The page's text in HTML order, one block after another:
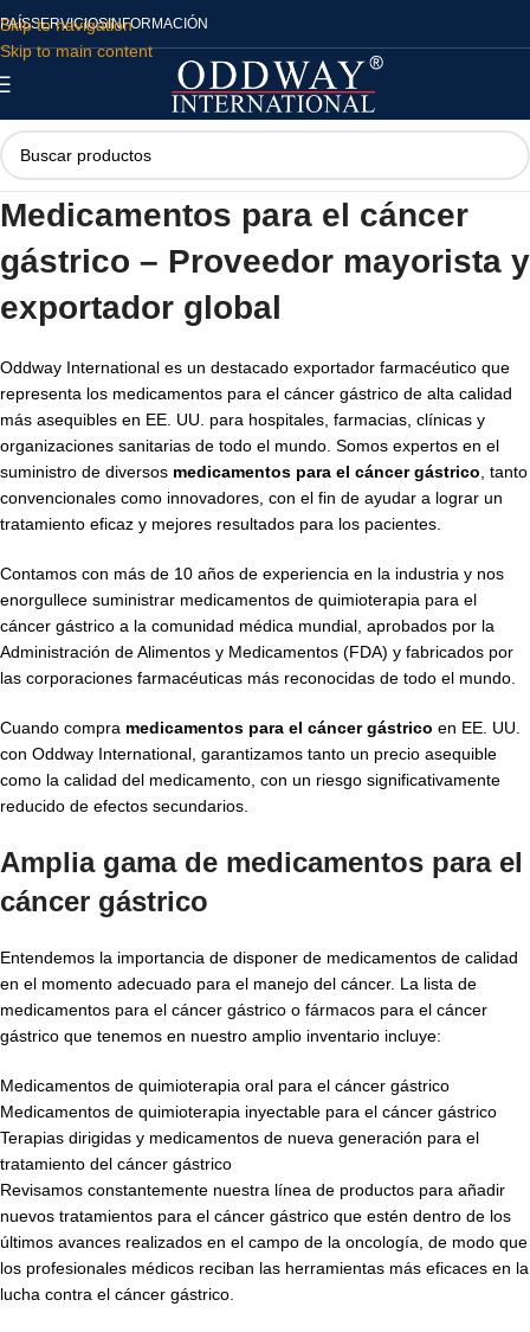
Skip to navigation
Skip to main content
PAÍSSERVICIOSINFORMACIÓN
Medicamentos para el cáncer
gástrico – Proveedor mayorista y
exportador global
Oddway International es un destacado exportador farmacéutico que
representa los medicamentos para el cáncer gástrico de alta calidad
más asequibles en EE. UU. para hospitales, farmacias, clínicas y
organizaciones sanitarias de todo el mundo. Somos expertos en el
suministro de diversos medicamentos para el cáncer gástrico , tanto
convencionales como innovadores, con el fin de ayudar a lograr un
tratamiento eficaz y mejores resultados para los pacientes.
Contamos con más de 10 años de experiencia en la industria y nos
enorgullece suministrar medicamentos de quimioterapia para el
cáncer gástrico a la comunidad médica mundial, aprobados por la
Administración de Alimentos y Medicamentos (FDA) y fabricados por
las corporaciones farmacéuticas más reconocidas de todo el mundo.
Cuando compra medicamentos para el cáncer gástrico en EE. UU.
con Oddway International, garantizamos tanto un precio asequible
como la calidad del medicamento, con un riesgo significativamente
reducido de efectos secundarios.
Amplia gama de medicamentos para el
cáncer gástrico
Entendemos la importancia de disponer de medicamentos de calidad
en el momento adecuado para el manejo del cáncer. La lista de
medicamentos para el cáncer gástrico o fármacos para el cáncer
gástrico que tenemos en nuestro amplio inventario incluye:
Medicamentos de quimioterapia oral para el cáncer gástrico
Medicamentos de quimioterapia inyectable para el cáncer gástrico
Terapias dirigidas y medicamentos de nueva generación para el
tratamiento del cáncer gástrico
Revisamos constantemente nuestra línea de productos para añadir
nuevos tratamientos para el cáncer gástrico que estén dentro de los
últimos avances realizados en el campo de la oncología, de modo que
los profesionales médicos reciban las herramientas más eficaces en la
lucha contra el cáncer gástrico.